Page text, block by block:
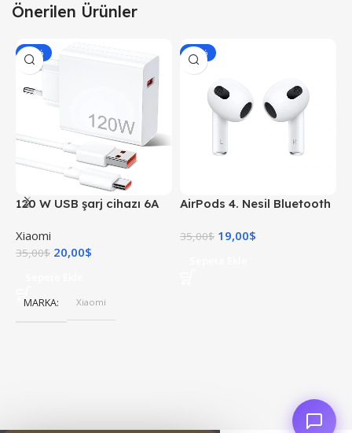
Önerilen Ürünler
-43%
120 W USB şarj cihazı 6A
Turbo şarj hızlı şarj
Xiaomi
35,00$ 20,00$
MARKA Xiaomi
-46%
AirPods 4. Nesil Bluetooth
35,00$ 19,00$